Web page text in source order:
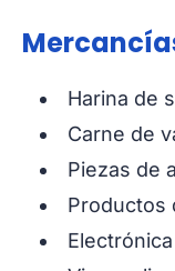
Harina de
Carne de
Piezas de
Productos
Electrónica